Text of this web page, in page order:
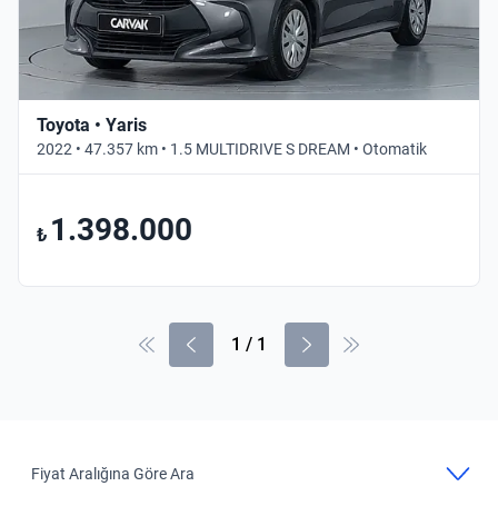
Toyota • Yaris
2022 • 47.357 km • 1.5 MULTIDRIVE S DREAM • Otomatik
₺ 1.398.000
1 / 1
Fiyat Aralığına Göre Ara